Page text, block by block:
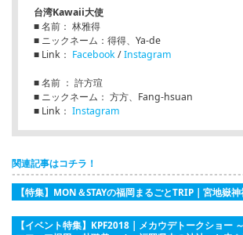
台湾Kawaii大使
■ 名前： 林雅得
■ ニックネーム：得得、Ya-de
■ Link： Facebook/Instagram
■ 名前 ： 許方瑄
■ ニックネーム： 方方、Fang-hsuan
■ Link： Instagram
関連記事はコチラ！
【特集】MON＆STAYの福岡まるごとTRIP | 宮地嶽神
【イベント特集】KPF2018 | メカウデトークショー